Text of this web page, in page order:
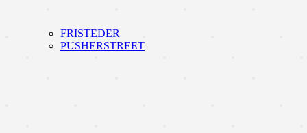
FRISTEDER
PUSHERSTREET